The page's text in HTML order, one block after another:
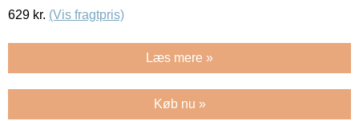
629 kr. (Vis fragtpris)
Læs mere »
Køb nu »